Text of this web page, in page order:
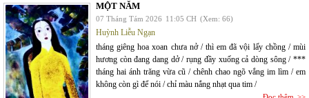
MỘT NĂM
07 Tháng Tám 2026 11:05 CH (Xem: 66)
Huỳnh Liễu Ngạn
tháng giêng hoa xoan chưa nở / thì em đã vội lấy chồng / mùi
hương còn đang dang dở / rụng đầy xuống cả dòng sông / ***
tháng hai ánh trăng vừa cũ / chênh chao ngõ vắng im lìm / em
không còn gì để nói / chỉ màu nắng nhạt qua tim /